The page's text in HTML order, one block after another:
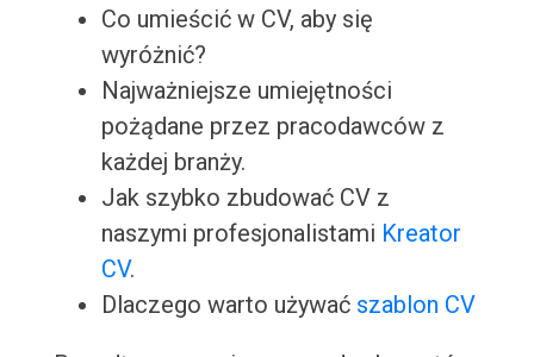
Co umieścić w CV, aby się
wyróżnić?
Najważniejsze umiejętności
pożądane przez pracodawców z
każdej branży.
Jak szybko zbudować CV z
naszymi profesjonalistami Kreator
CV.
Dlaczego warto używać szablon CV